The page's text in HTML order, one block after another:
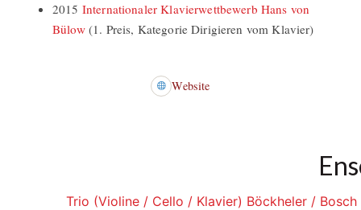
2015 Internationaler Klavierwettbewerb Hans von
Bülow(1. Preis, Kategorie Dirigieren vom Klavier)
Website
Trio (Violine / Cello / Klavier) Böckheler /